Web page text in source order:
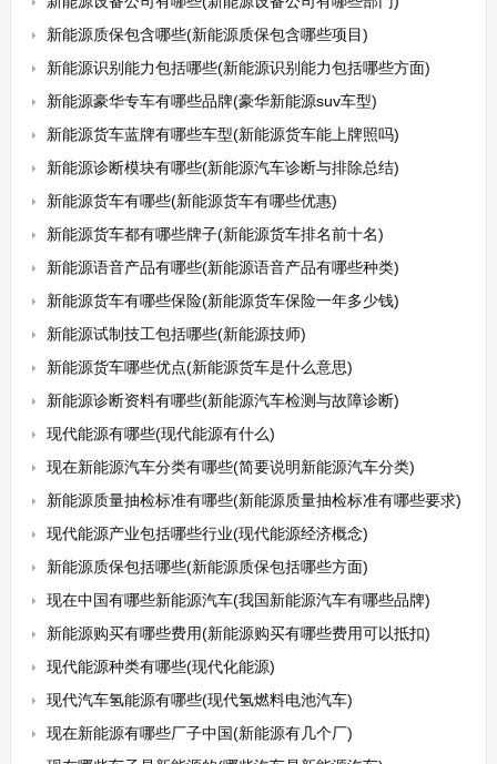
新能源质保包含哪些(新能源质保包含哪些项目)
新能源识别能力包括哪些(新能源识别能力包括哪些方面)
新能源豪华专车有哪些品牌(豪华新能源suv车型)
新能源货车蓝牌有哪些车型(新能源货车能上牌照吗)
新能源诊断模块有哪些(新能源汽车诊断与排除总结)
新能源货车有哪些(新能源货车有哪些优惠)
新能源货车都有哪些牌子(新能源货车排名前十名)
新能源语音产品有哪些(新能源语音产品有哪些种类)
新能源货车有哪些保险(新能源货车保险一年多少钱)
新能源试制技工包括哪些(新能源技师)
新能源货车哪些优点(新能源货车是什么意思)
新能源诊断资料有哪些(新能源汽车检测与故障诊断)
现代能源有哪些(现代能源有什么)
现在新能源汽车分类有哪些(简要说明新能源汽车分类)
新能源质量抽检标准有哪些(新能源质量抽检标准有哪些要求)
现代能源产业包括哪些行业(现代能源经济概念)
新能源质保包括哪些(新能源质保包括哪些方面)
现在中国有哪些新能源汽车(我国新能源汽车有哪些品牌)
新能源购买有哪些费用(新能源购买有哪些费用可以抵扣)
现代能源种类有哪些(现代化能源)
现代汽车氢能源有哪些(现代氢燃料电池汽车)
现在新能源有哪些厂子中国(新能源有几个厂)